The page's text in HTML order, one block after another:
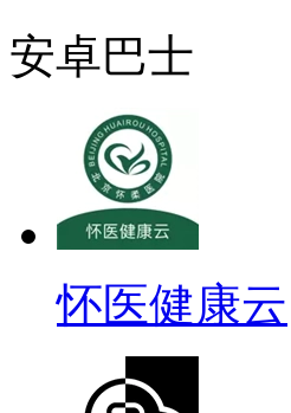
安卓巴士
怀医健康云